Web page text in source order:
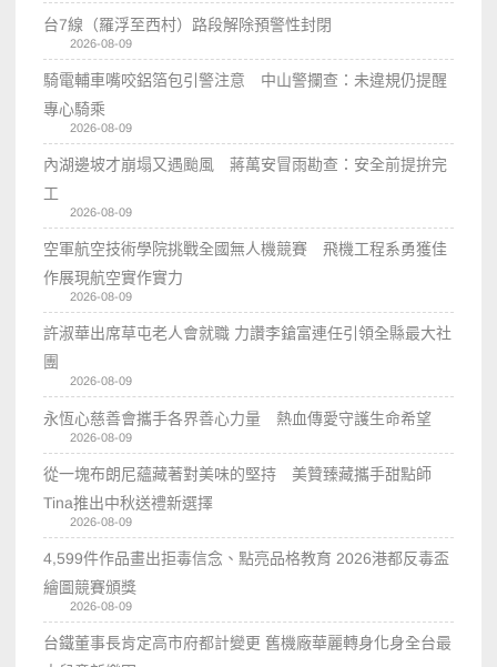
台7線（羅浮至西村）路段解除預警性封閉
2026-08-09
騎電輔車嘴咬鋁箔包引警注意 中山警攔查：未違規仍提醒
專心騎乘
2026-08-09
內湖邊坡才崩塌又遇颱風 蔣萬安冒雨勘查：安全前提拚完
工
2026-08-09
空軍航空技術學院挑戰全國無人機競賽 飛機工程系勇獲佳
作展現航空實作實力
2026-08-09
許淑華出席草屯老人會就職 力讚李鎗富連任引領全縣最大社
團
2026-08-09
永恆心慈善會攜手各界善心力量 熱血傳愛守護生命希望
2026-08-09
從一塊布朗尼蘊藏著對美味的堅持 美贊臻藏攜手甜點師
Tina推出中秋送禮新選擇
2026-08-09
4,599件作品畫出拒毒信念、點亮品格教育 2026港都反毒盃
繪圖競賽頒獎
2026-08-09
台鐵董事長肯定高市府都計變更 舊機廠華麗轉身化身全台最